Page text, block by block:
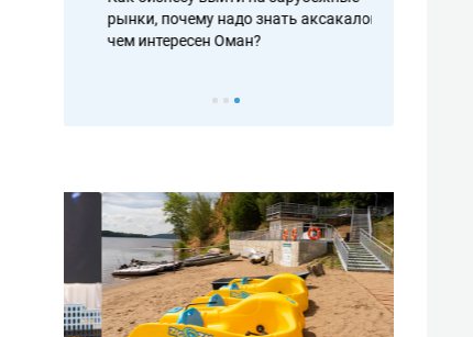
рынки, почему надо знать аксакалов и
чем интересен Оман?